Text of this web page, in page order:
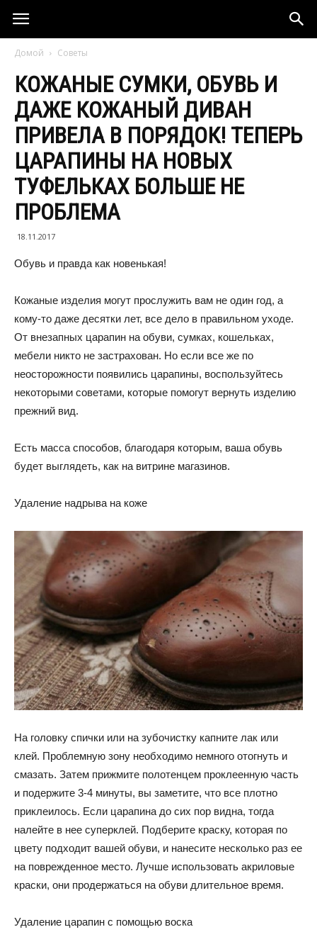
Домой Советы
КОЖАНЫЕ СУМКИ, ОБУВЬ И
ДАЖЕ КОЖАНЫЙ ДИВАН
ПРИВЕЛА В ПОРЯДОК! ТЕПЕРЬ
ЦАРАПИНЫ НА НОВЫХ
ТУФЕЛЬКАХ БОЛЬШЕ НЕ
ПРОБЛЕМА
18.11.2017
Обувь и правда как новенькая!
Кожаные изделия могут прослужить вам не один год, а
кому-то даже десятки лет, все дело в правильном уходе.
От внезапных царапин на обуви, сумках, кошельках,
мебели никто не застрахован. Но если все же по
неосторожности появились царапины, воспользуйтесь
некоторыми советами, которые помогут вернуть изделию
прежний вид.
Есть масса способов, благодаря которым, ваша обувь
будет выглядеть, как на витрине магазинов.
Удаление надрыва на коже
На головку спички или на зубочистку капните лак или
клей. Проблемную зону необходимо немного отогнуть и
смазать. Затем прижмите полотенцем проклеенную часть
и подержите 3-4 минуты, вы заметите, что все плотно
приклеилось. Если царапина до сих пор видна, тогда
налейте в нее суперклей. Подберите краску, которая по
цвету подходит вашей обуви, и нанесите несколько раз ее
на поврежденное место. Лучше использовать акриловые
краски, они продержаться на обуви длительное время.
Удаление царапин с помощью воска